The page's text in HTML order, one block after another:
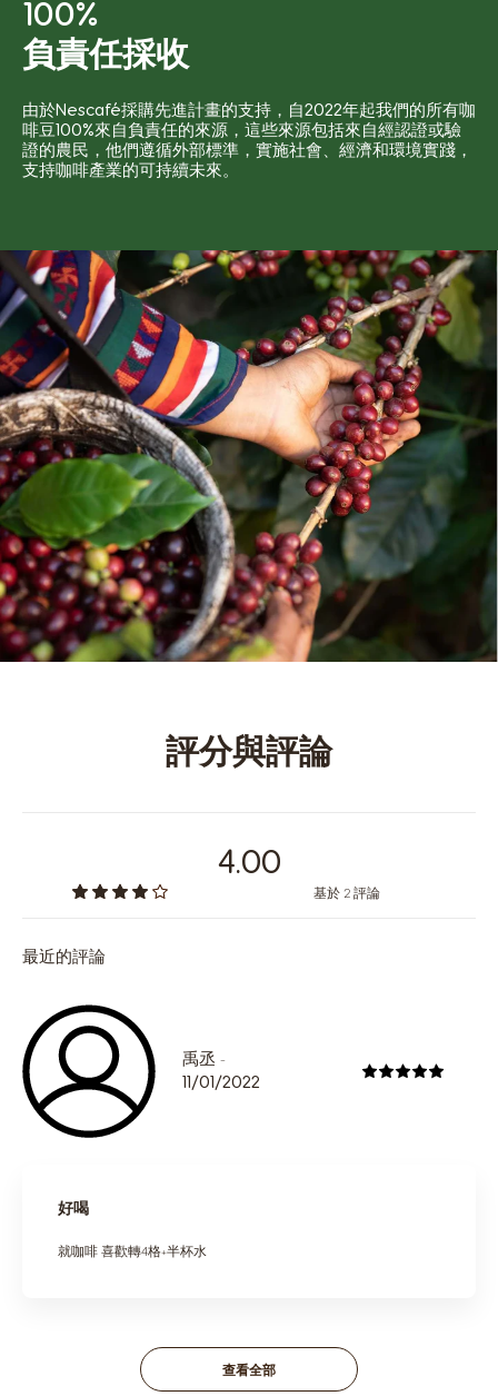
100%
負責任採收
由於Nescafé採購先進計畫的支持，自2022年起我們的所有咖
啡豆100%來自負責任的來源，這些來源包括來自經認證或驗
證的農民，他們遵循外部標準，實施社會、經濟和環境實踐，
支持咖啡產業的可持續未來。
評分與評論
4.00
基於 2 評論
最近的評論
禹丞 -
11/01/2022
好喝
就咖啡 喜歡轉4格+半杯水
查看全部